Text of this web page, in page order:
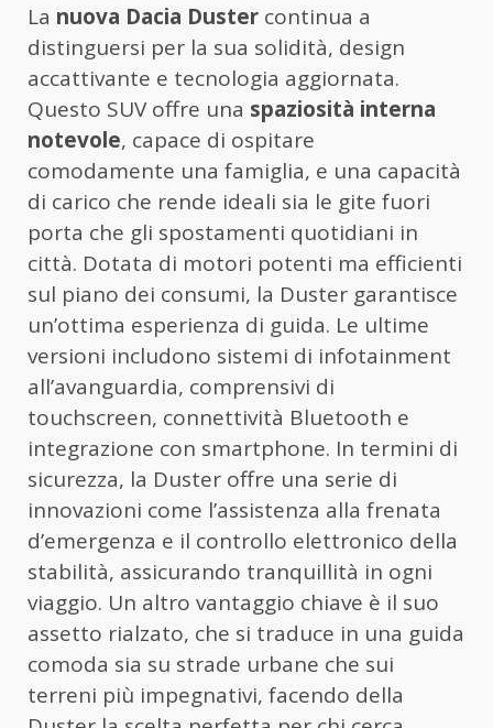
La nuova Dacia Duster continua a
distinguersi per la sua solidità, design
accattivante e tecnologia aggiornata.
Questo SUV offre una spaziosità interna
notevole, capace di ospitare
comodamente una famiglia, e una capacità
di carico che rende ideali sia le gite fuori
porta che gli spostamenti quotidiani in
città. Dotata di motori potenti ma efficienti
sul piano dei consumi, la Duster garantisce
un’ottima esperienza di guida. Le ultime
versioni includono sistemi di infotainment
all’avanguardia, comprensivi di
touchscreen, connettività Bluetooth e
integrazione con smartphone. In termini di
sicurezza, la Duster offre una serie di
innovazioni come l’assistenza alla frenata
d’emergenza e il controllo elettronico della
stabilità, assicurando tranquillità in ogni
viaggio. Un altro vantaggio chiave è il suo
assetto rialzato, che si traduce in una guida
comoda sia su strade urbane che sui
terreni più impegnativi, facendo della